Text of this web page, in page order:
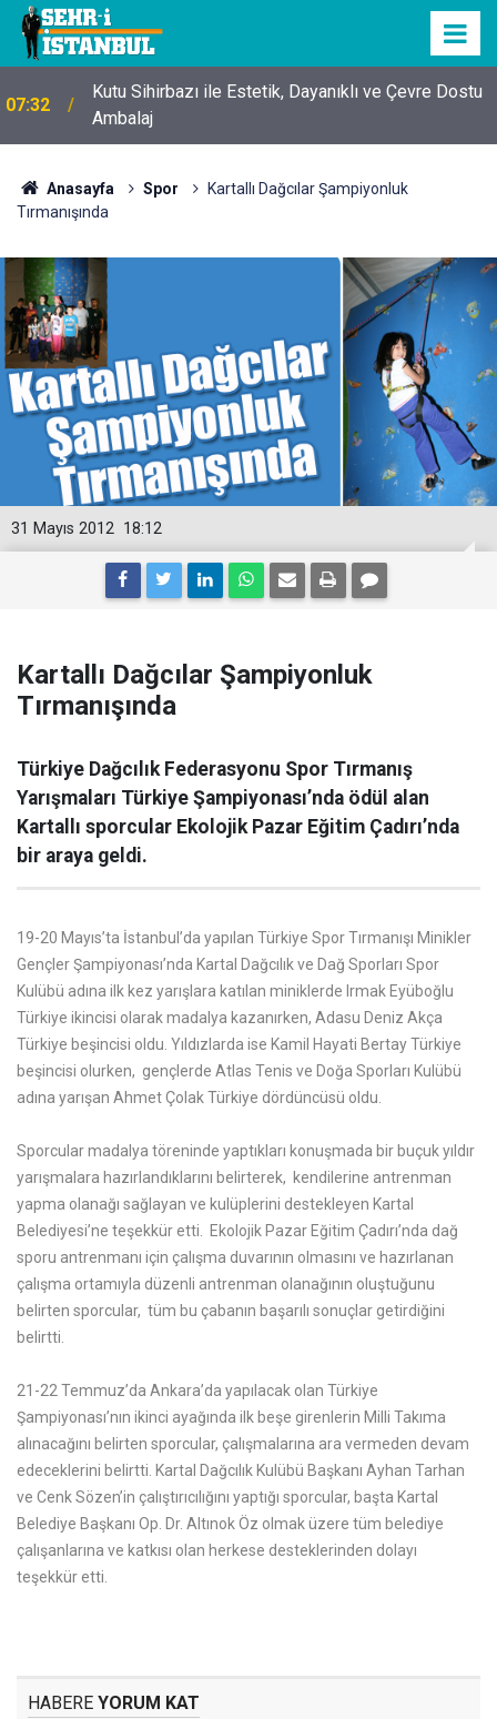
07:32
Kutu Sihirbazı ile Estetik, Dayanıklı ve Çevre Dostu
Ambalaj
Anasayfa Spor
Kartallı Dağcılar Şampiyonluk
Tırmanışında
18:12
31 Mayıs 2012
Kartallı Dağcılar Şampiyonluk
Tırmanışında
Türkiye Dağcılık Federasyonu Spor Tırmanış
Yarışmaları Türkiye Şampiyonası’nda ödül alan
Kartallı sporcular Ekolojik Pazar Eğitim Çadırı’nda
bir araya geldi.
19-20 Mayıs’ta İstanbul’da yapılan Türkiye Spor Tırmanışı Minikler
Gençler Şampiyonası’nda Kartal Dağcılık ve Dağ Sporları Spor
Kulübü adına ilk kez yarışlara katılan miniklerde Irmak Eyüboğlu
Türkiye ikincisi olarak madalya kazanırken, Adasu Deniz Akça
Türkiye beşincisi oldu. Yıldızlarda ise Kamil Hayati Bertay Türkiye
beşincisi olurken, gençlerde Atlas Tenis ve Doğa Sporları Kulübü
adına yarışan Ahmet Çolak Türkiye dördüncüsü oldu.
Sporcular madalya töreninde yaptıkları konuşmada bir buçuk yıldır
yarışmalara hazırlandıklarını belirterek, kendilerine antrenman
yapma olanağı sağlayan ve kulüplerini destekleyen Kartal
Belediyesi’ne teşekkür etti. Ekolojik Pazar Eğitim Çadırı’nda dağ
sporu antrenmanı için çalışma duvarının olmasını ve hazırlanan
çalışma ortamıyla düzenli antrenman olanağının oluştuğunu
belirten sporcular, tüm bu çabanın başarılı sonuçlar getirdiğini
belirtti.
21-22 Temmuz’da Ankara’da yapılacak olan Türkiye
Şampiyonası’nın ikinci ayağında ilk beşe girenlerin Milli Takıma
alınacağını belirten sporcular, çalışmalarına ara vermeden devam
edeceklerini belirtti. Kartal Dağcılık Kulübü Başkanı Ayhan Tarhan
ve Cenk Sözen’in çalıştırıcılığını yaptığı sporcular, başta Kartal
Belediye Başkanı Op. Dr. Altınok Öz olmak üzere tüm belediye
çalışanlarına ve katkısı olan herkese desteklerinden dolayı
teşekkür etti.
HABERE YORUM KAT